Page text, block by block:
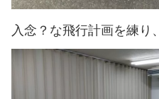
入念？な飛行計画を練り